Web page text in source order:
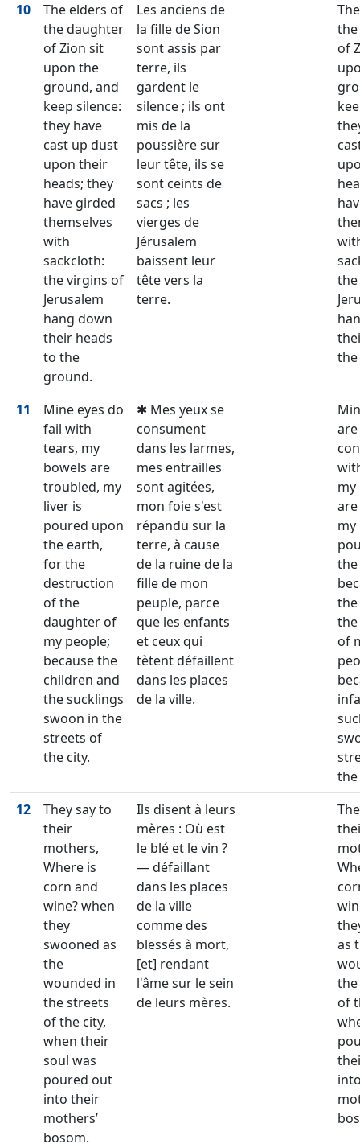
10
The elders of
the daughter
of Zion sit
upon the
ground, and
keep silence:
they have
cast up dust
upon their
heads; they
have girded
themselves
with
sackcloth:
the virgins of
Jerusalem
hang down
their heads
to the
ground.
Les anciens de
la fille de Sion
sont assis par
terre, ils
gardent le
silence ; ils ont
mis de la
poussière sur
leur tête, ils se
sont ceints de
sacs ; les
vierges de
Jérusalem
baissent leur
tête vers la
terre.
of
11
Mine eyes do
fail with
tears, my
bowels are
troubled, my
liver is
poured upon
the earth,
for the
destruction
of the
daughter of
my people;
because the
children and
the sucklings
swoon in the
streets of
the city.
✱ Mes yeux se
consument
dans les larmes,
mes entrailles
sont agitées,
mon foie s'est
répandu sur la
terre, à cause
de la ruine de la
fille de mon
peuple, parce
que les enfants
et ceux qui
tètent défaillent
dans les places
de la ville.
are
my
my
of
the
12
They say to
their
mothers,
Where is
corn and
wine? when
they
swooned as
the
wounded in
the streets
of the city,
when their
soul was
poured out
into their
mothers’
bosom.
Ils disent à leurs
mères : Où est
le blé et le vin ?
— défaillant
dans les places
de la ville
comme des
blessés à mort,
[et] rendant
l'âme sur le sein
de leurs mères.
as
of